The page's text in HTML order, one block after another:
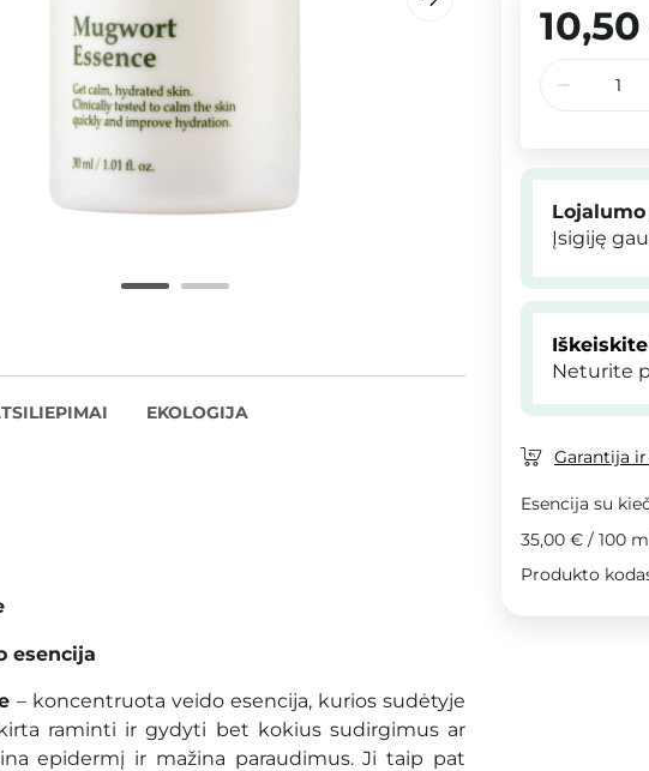
EKOLOGIJA
esencija
– koncentruota veido esencija, kurios sudėtyje
raminti ir gydyti bet kokius sudirgimus ar
epidermį ir mažina paraudimus. Ji taip pat
Įsigiję
Neturite
Garantija
Esencija su
35,00 € / 100
Produkto